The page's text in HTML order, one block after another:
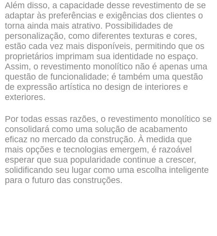
Além disso, a capacidade desse revestimento de se
adaptar às preferências e exigências dos clientes o
torna ainda mais atrativo. Possibilidades de
personalização, como diferentes texturas e cores,
estão cada vez mais disponíveis, permitindo que os
proprietários imprimam sua identidade no espaço.
Assim, o revestimento monolítico não é apenas uma
questão de funcionalidade; é também uma questão
de expressão artística no design de interiores e
exteriores.
Por todas essas razões, o revestimento monolítico se
consolidará como uma solução de acabamento
eficaz no mercado da construção. À medida que
mais opções e tecnologias emergem, é razoável
esperar que sua popularidade continue a crescer,
solidificando seu lugar como uma escolha inteligente
para o futuro das construções.